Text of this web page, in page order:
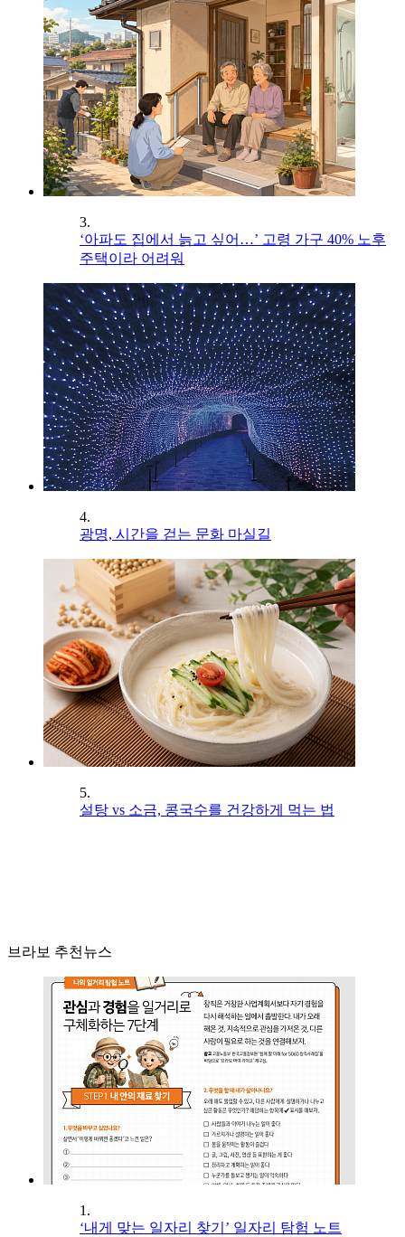
3.
‘아파도 집에서 늙고 싶어…’ 고령 가구 40% 노후
주택이라 어려워
4.
광명, 시간을 걷는 문화 마실길
5.
설탕 vs 소금, 콩국수를 건강하게 먹는 법
브라보 추천뉴스
1.
‘내게 맞는 일자리 찾기’ 일자리 탐험 노트